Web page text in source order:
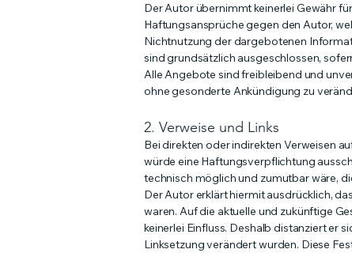
Der Autor übernimmt keinerlei Gewähr
Haftungsansprüche gegen den Autor,
Nichtnutzung der dargebotenen
sind grundsätzlich ausgeschlossen,
Alle Angebote sind freibleibend und
ohne gesonderte Ankündigung zu
2. Verweise und Links
Bei direkten oder indirekten Verweisen
würde eine Haftungsverpflichtung
technisch möglich und zumutbar wäre,
Der Autor erklärt hiermit ausdrücklich,
waren. Auf die aktuelle und zukünftige
keinerlei Einfluss. Deshalb distanziert er
Linksetzung verändert wurden. Diese